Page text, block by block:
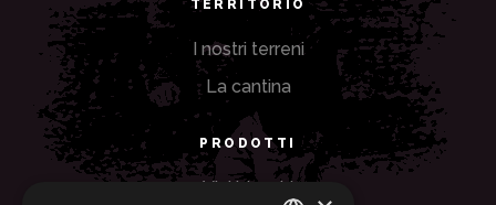
TERRITORIO
I nostri terreni
La cantina
PRODOTTI
Vini bianchi